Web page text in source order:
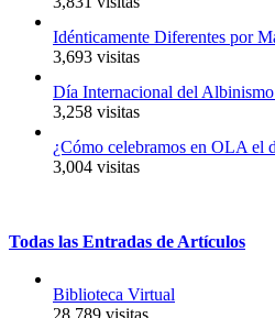
Idénticamente Diferentes por
3,693 visitas
Día Internacional del
3,258 visitas
¿Cómo celebramos en OLA el
3,004 visitas
Todas las Entradas de Artículos
Biblioteca Virtual